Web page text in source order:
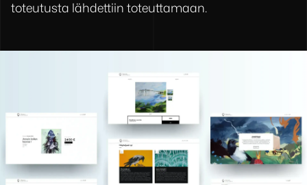
toteutusta lähdettiin toteuttamaan.